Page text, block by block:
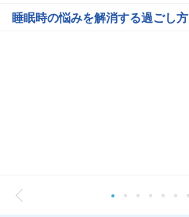
睡眠時の悩みを解消する過ごし方